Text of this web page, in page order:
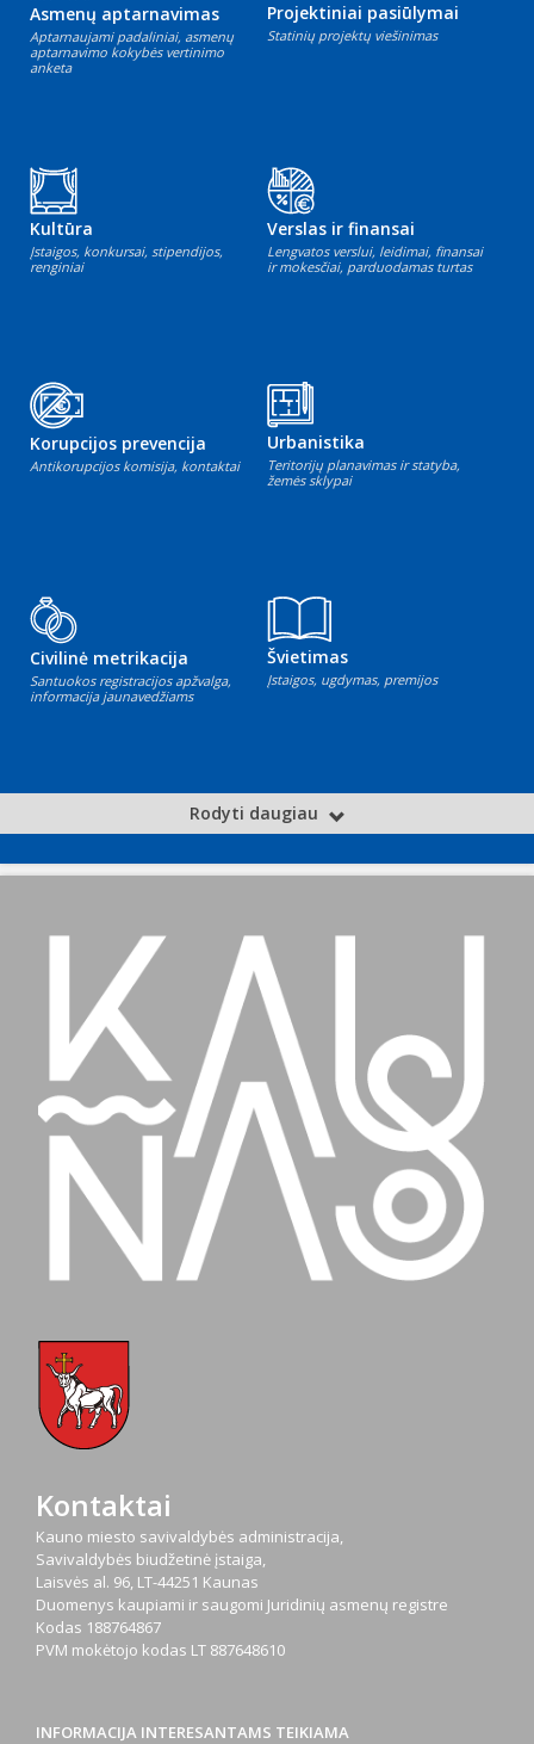
Asmenų aptarnavimas
Aptarnaujami padaliniai, asmenų
aptarnavimo kokybės vertinimo
anketa
Projektiniai pasiūlymai
Statinių projektų viešinimas
Kultūra
Įstaigos, konkursai, stipendijos,
renginiai
Verslas ir finansai
Lengvatos verslui, leidimai, finansai
ir mokesčiai, parduodamas turtas
Korupcijos prevencija
Antikorupcijos komisija, kontaktai
Urbanistika
Teritorijų planavimas ir statyba,
žemės sklypai
Civilinė metrikacija
Santuokos registracijos apžvalga,
informacija jaunavedžiams
Švietimas
Įstaigos, ugdymas, premijos
Rodyti daugiau
Kontaktai
Kauno miesto savivaldybės administracija,
Savivaldybės biudžetinė įstaiga,
Laisvės al. 96, LT-44251 Kaunas
Duomenys kaupiami ir saugomi Juridinių asmenų registre
Kodas 188764867
PVM mokėtojo kodas LT 887648610
INFORMACIJA INTERESANTAMS TEIKIAMA